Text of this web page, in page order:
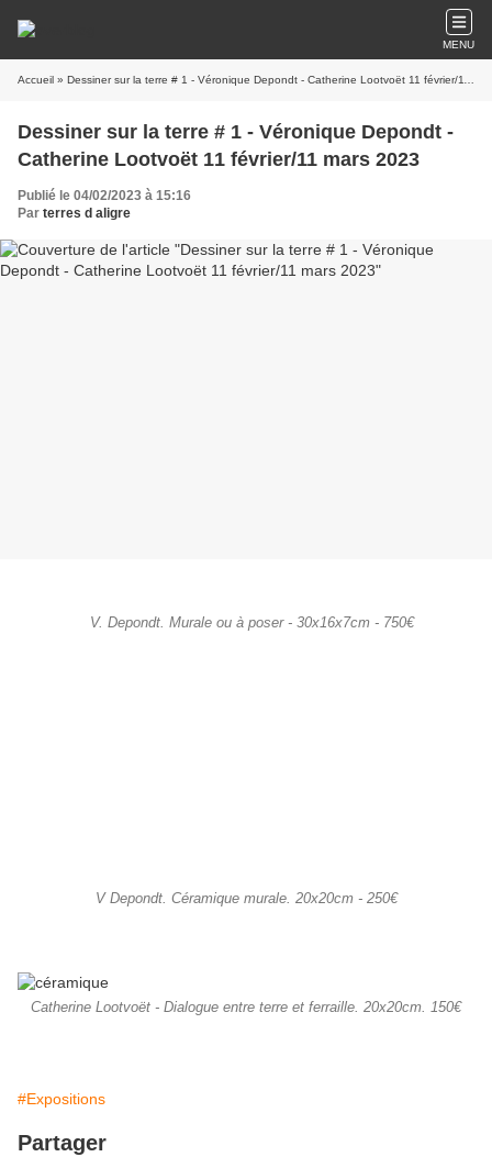
MENU
Accueil » Dessiner sur la terre # 1 - Véronique Depondt - Catherine Lootvoët 11 février/11 mars 2023
Dessiner sur la terre # 1 - Véronique Depondt -
Catherine Lootvoët 11 février/11 mars 2023
Publié le 04/02/2023 à 15:16
Par terres d aligre
V. Depondt. Murale ou à poser - 30x16x7cm - 750€
V Depondt. Céramique murale. 20x20cm - 250€
Catherine Lootvoët - Dialogue entre terre et ferraille. 20x20cm. 150€
#Expositions
Partager